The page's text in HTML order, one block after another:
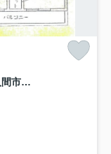
【仲介手数料無料】CRADLE GARDEN入間市扇台第１４ 全5棟 1号棟